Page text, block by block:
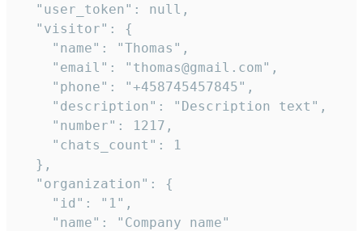
  "user_token": null,
  "visitor": {
    "name": "Thomas",
    "email": "thomas@gmail.com",
    "phone": "+458745457845",
    "description": "Description text",
    "number": 1217,
    "chats_count": 1
  },
  "organization": {
    "id": "1",
    "name": "Company name"